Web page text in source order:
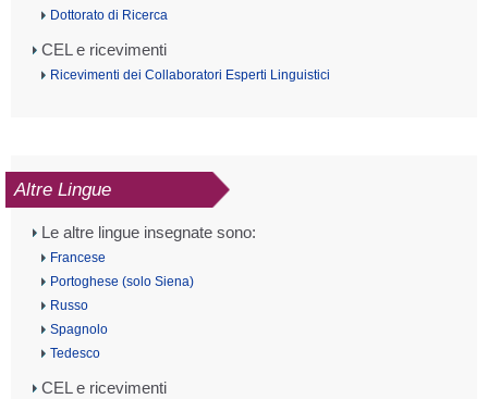
Dottorato di Ricerca
CEL e ricevimenti
Ricevimenti dei Collaboratori Esperti Linguistici
Altre Lingue
Le altre lingue insegnate sono:
Francese
Portoghese (solo Siena)
Russo
Spagnolo
Tedesco
CEL e ricevimenti